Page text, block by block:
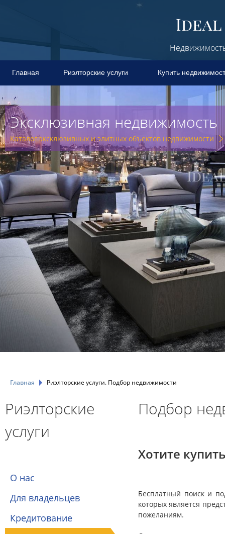
Главная Риэлторские услуги Купить
Эксклюзивная недвижимость
Каталог эксклюзивных и элитных объектов недвижимости
Главная Риэлторские услуги. Подбор недвижимости
Риэлторские
услуги
О нас
Для владельцев
Кредитование
Подбор
Хотите
Бесплатный поиск и
которых является
пожеланиям.